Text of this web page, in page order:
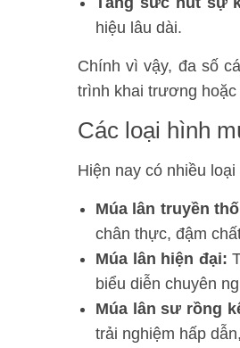
hiệu lâu dài.
Chính vì vậy, đa số
trình khai trương hoặc
Các loại hình
Hiện nay có nhiều
Múa lân truyền
chân thực, đậm
Múa lân hiện đại:
biểu diễn chuyên
Múa lân sư rồng
trải nghiệm hấp